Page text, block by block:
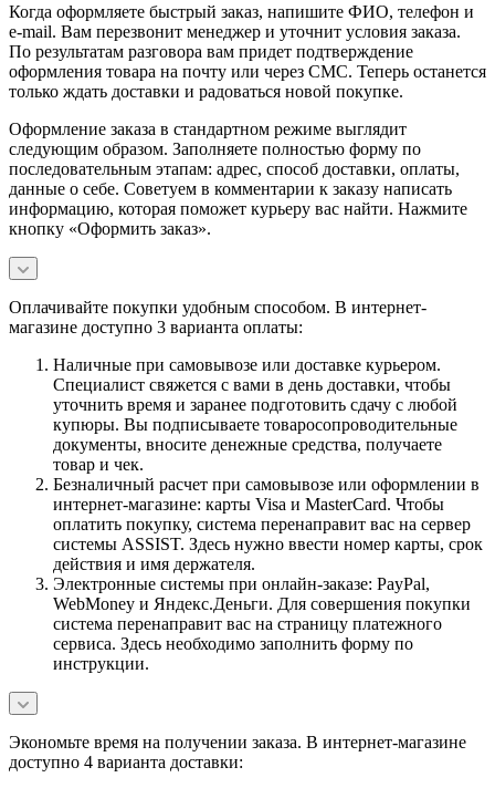
Когда оформляете быстрый заказ, напишите ФИО, телефон и
e-mail. Вам перезвонит менеджер и уточнит условия заказа.
По результатам разговора вам придет подтверждение
оформления товара на почту или через СМС. Теперь останется
только ждать доставки и радоваться новой покупке.
Оформление заказа в стандартном режиме выглядит
следующим образом. Заполняете полностью форму по
последовательным этапам: адрес, способ доставки, оплаты,
данные о себе. Советуем в комментарии к заказу написать
информацию, которая поможет курьеру вас найти. Нажмите
кнопку «Оформить заказ».
Оплачивайте покупки удобным способом. В интернет-
магазине доступно 3 варианта оплаты:
Наличные при самовывозе или доставке курьером.
Специалист свяжется с вами в день доставки, чтобы
уточнить время и заранее подготовить сдачу с любой
купюры. Вы подписываете товаросопроводительные
документы, вносите денежные средства, получаете
товар и чек.
Безналичный расчет при самовывозе или оформлении в
интернет-магазине: карты Visa и MasterCard. Чтобы
оплатить покупку, система перенаправит вас на сервер
системы ASSIST. Здесь нужно ввести номер карты, срок
действия и имя держателя.
Электронные системы при онлайн-заказе: PayPal,
WebMoney и Яндекс.Деньги. Для совершения покупки
система перенаправит вас на страницу платежного
сервиса. Здесь необходимо заполнить форму по
инструкции.
Экономьте время на получении заказа. В интернет-магазине
доступно 4 варианта доставки: